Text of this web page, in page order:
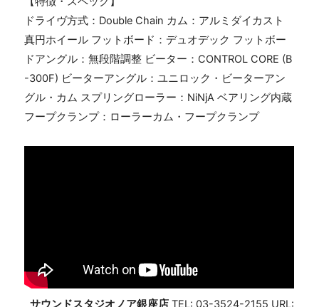
ドライヴ方式：Double Chain カム：アルミダイカスト
真円ホイール フットボード：デュオデック フットボー
ドアングル：無段階調整 ビーター：CONTROL CORE (B
-300F) ビーターアングル：ユニロック・ビーターアン
グル・カム スプリングローラー：NiNjA ベアリング内蔵
フープクランプ：ローラーカム・フープクランプ
サウンドスタジオノア銀座店 TEL: 03-3524-2155 URL: